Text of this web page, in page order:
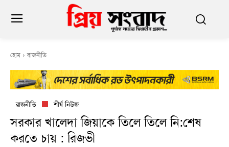
হোম রাজনীতি
রাজনীতি শীর্ষ নিউজ
সরকার খালেদা জিয়াকে তিলে তিলে নি:শেষ
করতে চায় : রিজভী